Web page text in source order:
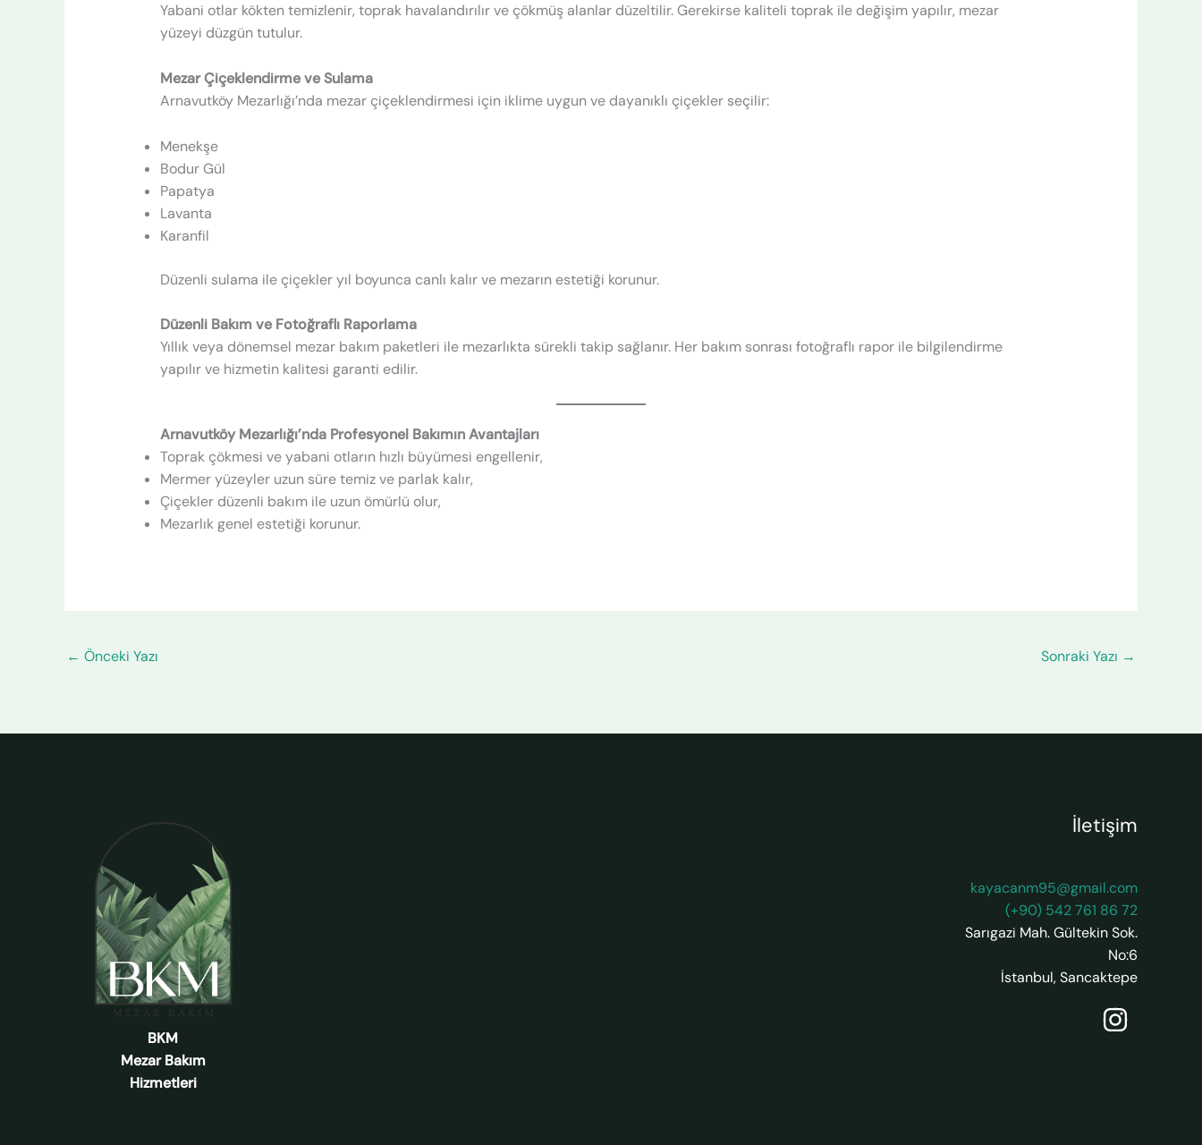
Yabani otlar kökten temizlenir, toprak havalandırılır ve çökmüş alanlar düzeltilir. Gerekirse kaliteli toprak ile değişim yapılır, mezar
yüzeyi düzgün tutulur.
Mezar Çiçeklendirme ve Sulama
Arnavutköy Mezarlığı’nda mezar çiçeklendirmesi için iklime uygun ve dayanıklı çiçekler seçilir:
Menekşe
Bodur Gül
Papatya
Lavanta
Karanfil
Düzenli sulama ile çiçekler yıl boyunca canlı kalır ve mezarın estetiği korunur.
Düzenli Bakım ve Fotoğraflı Raporlama
Yıllık veya dönemsel mezar bakım paketleri ile mezarlıkta sürekli takip sağlanır. Her bakım sonrası fotoğraflı rapor ile bilgilendirme
yapılır ve hizmetin kalitesi garanti edilir.
Arnavutköy Mezarlığı’nda Profesyonel Bakımın Avantajları
Toprak çökmesi ve yabani otların hızlı büyümesi engellenir,
Mermer yüzeyler uzun süre temiz ve parlak kalır,
Çiçekler düzenli bakım ile uzun ömürlü olur,
Mezarlık genel estetiği korunur.
← Önceki Yazı Sonraki Yazı →
BKM
Mezar Bakım
Hizmetleri
İletişim
kayacanm95@gmail.com
(+90) 542 761 86 72
Sarıgazi Mah. Gültekin Sok.
No:6
İstanbul,Sancaktepe